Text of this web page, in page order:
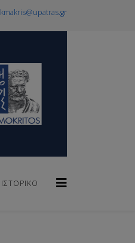
kmakris@upatras.gr
ΙΣΤΟΡΙΚΌ